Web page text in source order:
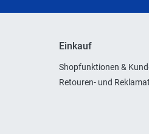
Einkauf
Shopfunktionen &
Retouren- und